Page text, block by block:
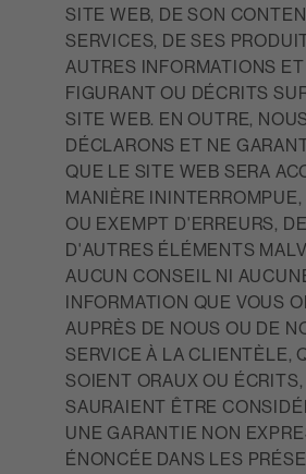
SITE WEB, DE SON
SERVICES, DE SES
AUTRES INFORMATIONS
FIGURANT OU DÉCRITS
SITE WEB. EN OUTRE,
DÉCLARONS ET NE
QUE LE SITE WEB SERA
MANIÈRE
OU EXEMPT D'ERREURS,
D'AUTRES ÉLÉMENTS
AUCUN CONSEIL NI
INFORMATION QUE VOUS
AUPRÈS DE NOUS OU DE
SERVICE À LA CLIENTÈLE,
SOIENT ORAUX OU ÉCRITS,
SAURAIENT ÊTRE
UNE GARANTIE NON
ÉNONCÉE DANS LES